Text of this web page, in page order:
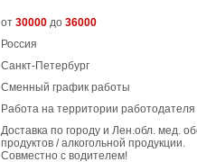
от 30000 до 36000
Россия
Санкт-Петербург
Сменный график работы
Работа на территории работодателя
Доставка по городу и Лен.обл. мед.
продуктов / алкогольной продукции.
Совместно с водителем!